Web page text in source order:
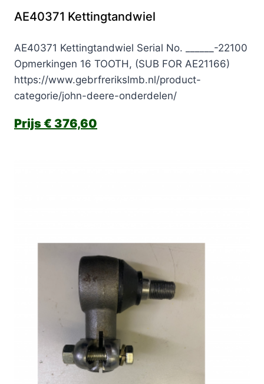
AE40371 Kettingtandwiel
AE40371 Kettingtandwiel Serial No. ______-22100
Opmerkingen 16 TOOTH, (SUB FOR AE21166)
https://www.gebrfrerikslmb.nl/product-
categorie/john-deere-onderdelen/
€ 376,60